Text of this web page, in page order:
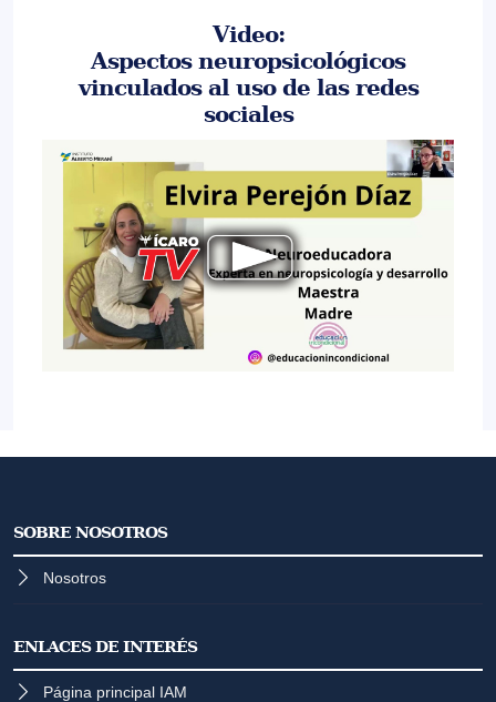
Video:
Aspectos neuropsicológicos
vinculados al uso de las redes
sociales
SOBRE NOSOTROS
Nosotros
ENLACES DE INTERÉS
Página principal IAM